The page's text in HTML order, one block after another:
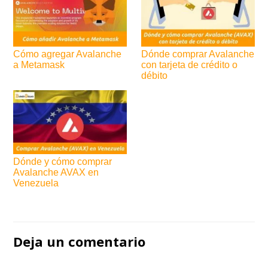
Cómo agregar Avalanche
a Metamask
Dónde comprar Avalanche
con tarjeta de crédito o
débito
Dónde y cómo comprar
Avalanche AVAX en
Venezuela
entradas
Deja un comentario